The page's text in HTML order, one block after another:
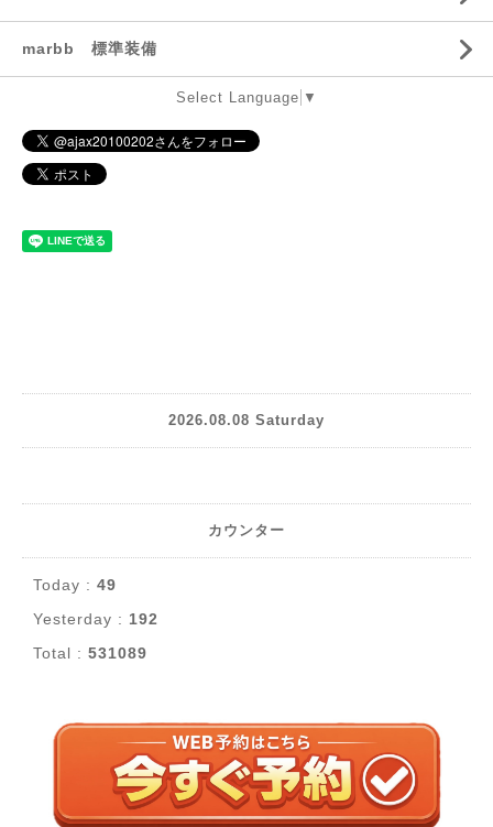
marbb 標準装備
Select Language ▼
2026.08.08 Saturday
カウンター
Today : 49
Yesterday : 192
Total : 531089